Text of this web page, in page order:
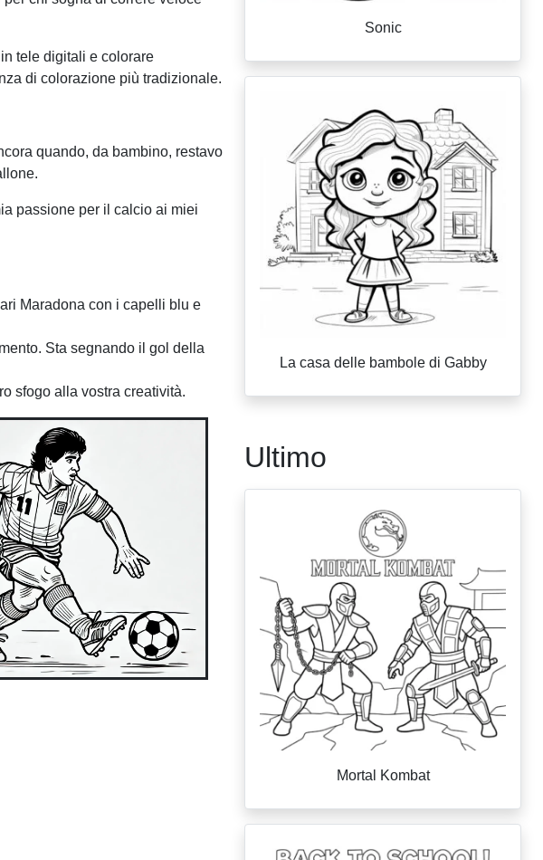
tele digitali e colorare
di colorazione più tradizionale.
quando, da bambino, restavo
passione per il calcio ai miei
Maradona con i capelli blu e
Sta segnando il gol della
sfogo alla vostra creatività.
Sonic
La casa delle bambole di Gabby
Ultimo
Mortal Kombat